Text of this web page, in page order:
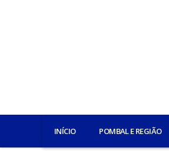
INÍCIO POMBAL E REGIÃO